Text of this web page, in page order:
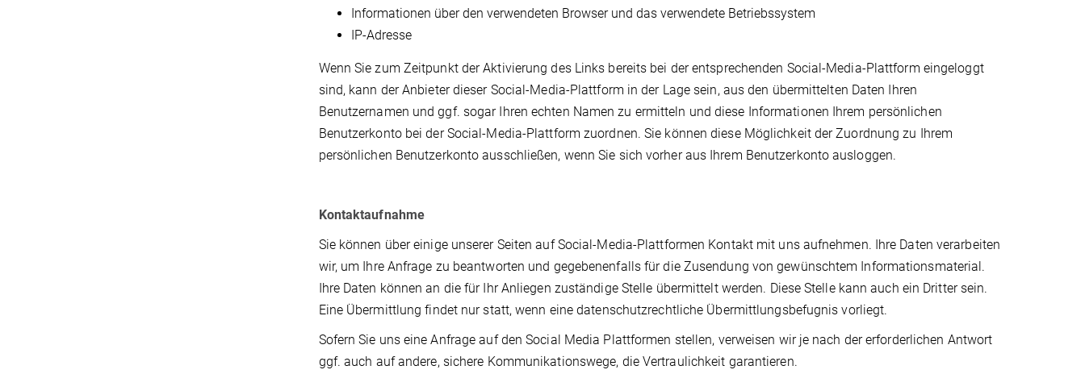
Informationen über den verwendeten Browser und das verwendete Betriebssystem
IP-Adresse
Wenn Sie zum Zeitpunkt der Aktivierung des Links bereits bei der entsprechenden Social-Media-Plattform eingeloggt
sind, kann der Anbieter dieser Social-Media-Plattform in der Lage sein, aus den übermittelten Daten Ihren
Benutzernamen und ggf. sogar Ihren echten Namen zu ermitteln und diese Informationen Ihrem persönlichen
Benutzerkonto bei der Social-Media-Plattform zuordnen. Sie können diese Möglichkeit der Zuordnung zu Ihrem
persönlichen Benutzerkonto ausschließen, wenn Sie sich vorher aus Ihrem Benutzerkonto ausloggen.
Kontaktaufnahme
Sie können über einige unserer Seiten auf Social-Media-Plattformen Kontakt mit uns aufnehmen. Ihre Daten verarbeiten
wir, um Ihre Anfrage zu beantworten und gegebenenfalls für die Zusendung von gewünschtem Informationsmaterial.
Ihre Daten können an die für Ihr Anliegen zuständige Stelle übermittelt werden. Diese Stelle kann auch ein Dritter sein.
Eine Übermittlung findet nur statt, wenn eine datenschutzrechtliche Übermittlungsbefugnis vorliegt.
Sofern Sie uns eine Anfrage auf den Social Media Plattformen stellen, verweisen wir je nach der erforderlichen Antwort
ggf. auch auf andere, sichere Kommunikationswege, die Vertraulichkeit garantieren.